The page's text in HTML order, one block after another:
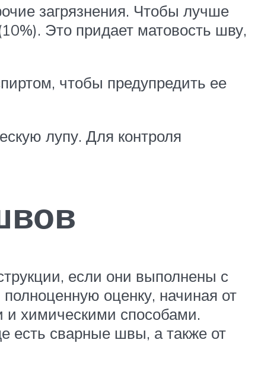
загрязнения. Чтобы лучше
Это придает матовость шву,
чтобы предупредить ее
лупу. Для контроля
если они выполнены с
оценку, начиная от
химическими способами.
есть сварные швы, а также от